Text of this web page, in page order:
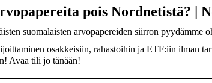
pois Nordnetistä? |
suomalaisten arvopapereiden siirron pyydämme
osakkeisiin, rahastoihin ja ETF:iin ilman
Avaa tili jo tänään!